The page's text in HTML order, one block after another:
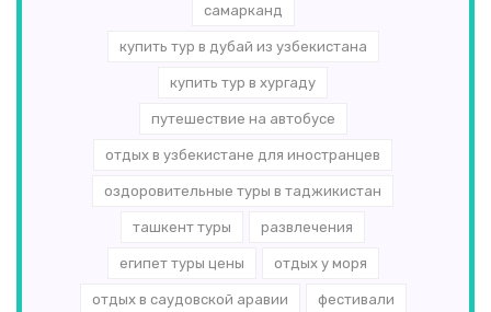
самарканд
купить тур в дубай из узбекистана
купить тур в хургаду
путешествие на автобусе
отдых в узбекистане для иностранцев
оздоровительные туры в таджикистан
ташкент туры развлечения
египет туры цены отдых у моря
отдых в саудовской аравии фестивали